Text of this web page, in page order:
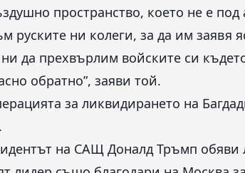
пространство, което не е
руските ни колеги, за да им заявя
да прехвърлим войските си
обратно”, заяви той.
за ликвидирането на
на САЩ Доналд Тръмп обяви